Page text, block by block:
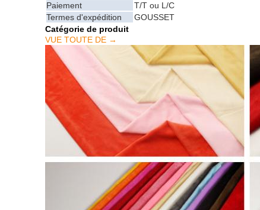
Paiement
T/T ou L/C
Termes d'expédition
GOUSSET
Catégorie de produit
VUE TOUTE DE →